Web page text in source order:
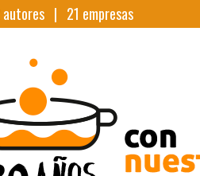
autores | 21 empresas